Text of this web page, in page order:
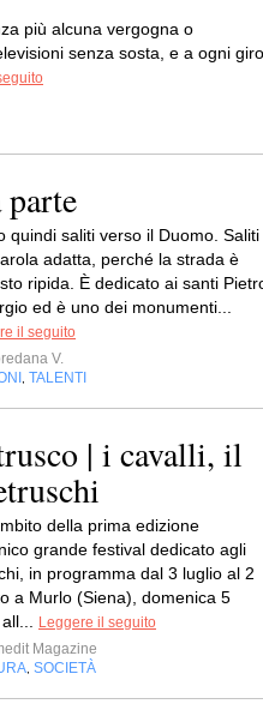
più alcuna vergogna o
senza sosta, e a ogni giro
parte
quindi saliti verso il Duomo. Saliti
adatta, perché la strada è
ripida. È dedicato ai santi
ed è uno dei monumenti...
il seguito
V.
TALENTI
| i cavalli, il
della prima edizione
grande festival dedicato agli
in programma dal 3 luglio al 2
a Murlo (Siena), domenica 5
Leggere il seguito
Magazine
SOCIETÀ